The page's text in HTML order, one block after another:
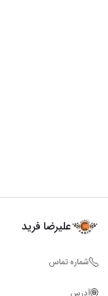
علیرضا فرید
شماره تماس
آدرس